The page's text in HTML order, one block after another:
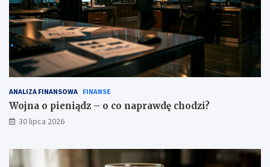
ANALIZA FINANSOWA FINANSE
Wojna o pieniądz – o co naprawdę chodzi?
30 lipca 2026